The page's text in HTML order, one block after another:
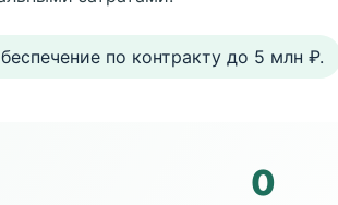
по контракту до 5 млн ₽.
0